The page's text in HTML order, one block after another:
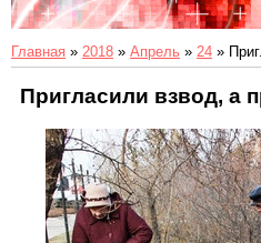
Главная » 2018 » Апрель » 24 »
Пригласили взвод, а